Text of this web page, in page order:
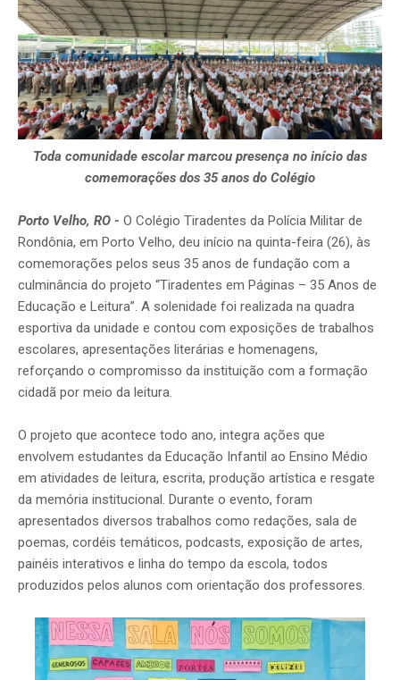
Toda comunidade escolar marcou presença no início das
comemorações dos 35 anos do Colégio
Porto Velho, RO - O Colégio Tiradentes da Polícia Militar de
Rondônia, em Porto Velho, deu início na quinta-feira (26), às
comemorações pelos seus 35 anos de fundação com a
culminância do projeto “Tiradentes em Páginas – 35 Anos de
Educação e Leitura”. A solenidade foi realizada na quadra
esportiva da unidade e contou com exposições de trabalhos
escolares, apresentações literárias e homenagens,
reforçando o compromisso da instituição com a formação
cidadã por meio da leitura.
O projeto que acontece todo ano, integra ações que
envolvem estudantes da Educação Infantil ao Ensino Médio
em atividades de leitura, escrita, produção artística e resgate
da memória institucional. Durante o evento, foram
apresentados diversos trabalhos como redações, sala de
poemas, cordéis temáticos, podcasts, exposição de artes,
painéis interativos e linha do tempo da escola, todos
produzidos pelos alunos com orientação dos professores.